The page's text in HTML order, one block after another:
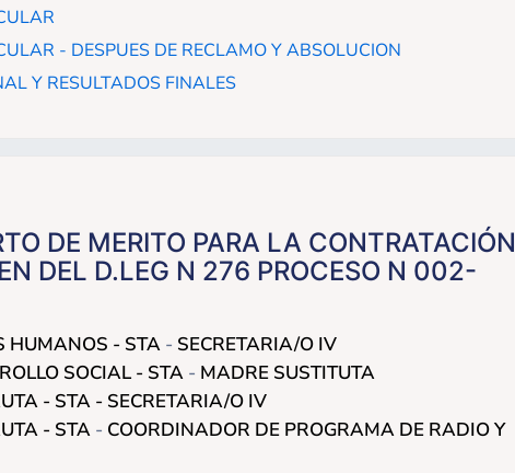
- DESPUES DE RECLAMO Y ABSOLUCION
Y RESULTADOS FINALES
DE MERITO PARA LA CONTRATACIÓN
DEL D.LEG N 276 PROCESO N 002-
HUMANOS - STA - SECRETARIA/O IV
SOCIAL - STA - MADRE SUSTITUTA
- STA - SECRETARIA/O IV
- STA - COORDINADOR DE PROGRAMA DE RADIO Y